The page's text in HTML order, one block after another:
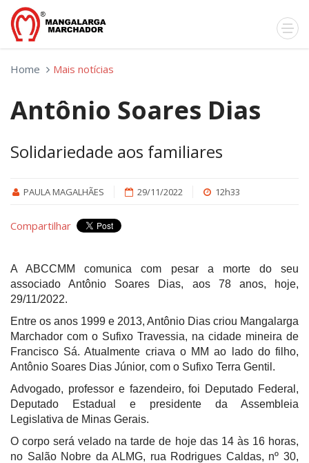
Home Mais notícias
Antônio Soares Dias
Solidariedade aos familiares
PAULA MAGALHÃES 29/11/2022 12h33
Compartilhar
A ABCCMM comunica com pesar a morte do seu
associado Antônio Soares Dias, aos 78 anos, hoje,
29/11/2022.
Entre os anos 1999 e 2013, Antônio Dias criou Mangalarga
Marchador com o Sufixo Travessia, na cidade mineira de
Francisco Sá. Atualmente criava o MM ao lado do filho,
Antônio Soares Dias Júnior, com o Sufixo Terra Gentil.
Advogado, professor e fazendeiro, foi Deputado Federal,
Deputado Estadual e presidente da Assembleia
Legislativa de Minas Gerais.
O corpo será velado na tarde de hoje das 14 às 16 horas,
no Salão Nobre da ALMG, rua Rodrigues Caldas, nº 30,